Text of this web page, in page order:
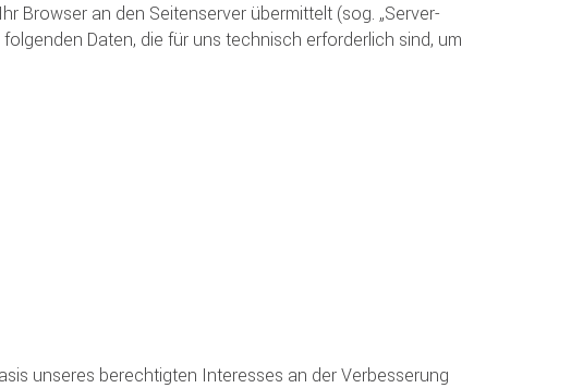
Browser an den Seitenserver übermittelt (sog. „Server-
Daten, die für uns technisch erforderlich sind, um
unseres berechtigten Interesses an der Verbesserung